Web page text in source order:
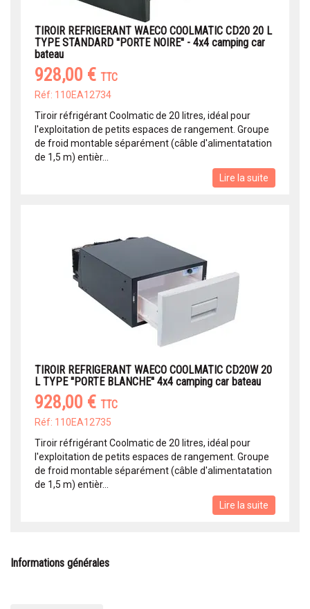
TIROIR REFRIGERANT WAECO COOLMATIC CD20 20 L
TYPE STANDARD ''PORTE NOIRE'' - 4x4 camping car
bateau
928,00 € TTC
Réf: 110EA12734
Tiroir réfrigérant Coolmatic de 20 litres, idéal pour
l'exploitation de petits espaces de rangement. Groupe
de froid montable séparément (câble d'alimentatation
de 1,5 m) entièr...
Lire la suite
TIROIR REFRIGERANT WAECO COOLMATIC CD20W 20
L TYPE ''PORTE BLANCHE'' 4x4 camping car bateau
928,00 € TTC
Réf: 110EA12735
Tiroir réfrigérant Coolmatic de 20 litres, idéal pour
l'exploitation de petits espaces de rangement. Groupe
de froid montable séparément (câble d'alimentatation
de 1,5 m) entièr...
Lire la suite
Informations générales